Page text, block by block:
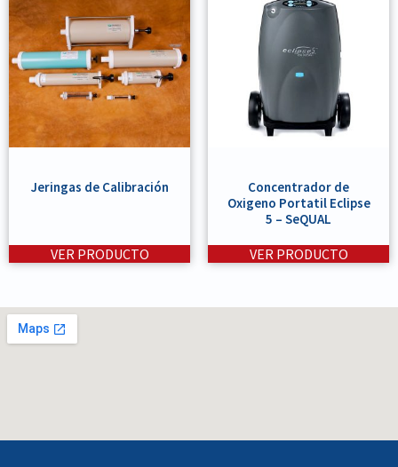
Jeringas de Calibración
VER PRODUCTO
Concentrador de
Oxigeno Portatil Eclipse
5 – SeQUAL
VER PRODUCTO